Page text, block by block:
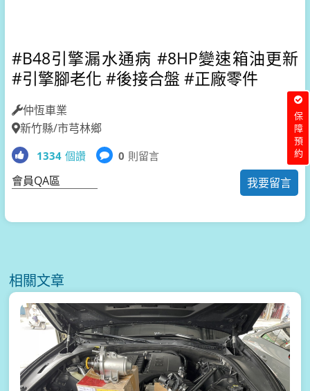
#B48引擎漏水通病
#引擎腳老化 #後接合盤 #正廠零件
仲恆車業
新竹縣/市芎林鄉
1334 個讚 0 則留言
我要留言
會員QA區
相關文章
保障預約